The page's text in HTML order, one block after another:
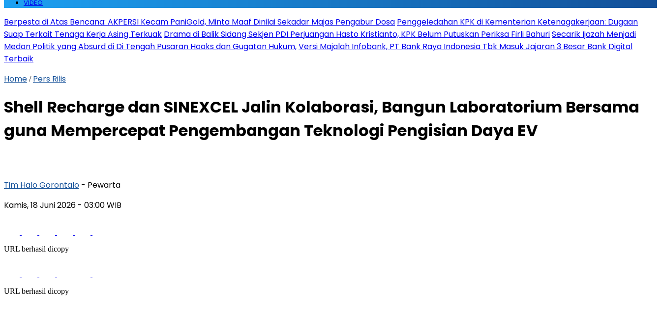
VIDEO
Berpesta di Atas Bencana: AKPERSI Kecam PaniGold, Minta Maaf Dinilai Sekadar Majas Pengabur Dosa Penggeledahan KPK di Kementerian Ketenagakerjaan: Dugaan
Suap Terkait Tenaga Kerja Asing Terkuak Drama di Balik Sidang Sekjen PDI Perjuangan Hasto Kristianto, KPK Belum Putuskan Periksa Firli BahuriSecarik Ijazah Menjadi
Medan Politik yang Absurd di Di Tengah Pusaran Hoaks dan Gugatan Hukum,Versi Majalah Infobank, PT Bank Raya Indonesia Tbk Masuk Jajaran 3 Besar Bank Digital
Terbaik
Home / Pers Rilis
Shell Recharge dan SINEXCEL Jalin Kolaborasi, Bangun Laboratorium Bersama
guna Mempercepat Pengembangan Teknologi Pengisian Daya EV
Tim Halo Gorontalo - Pewarta
Kamis, 18 Juni 2026 - 03:00 WIB
URL berhasil dicopy
URL berhasil dicopy